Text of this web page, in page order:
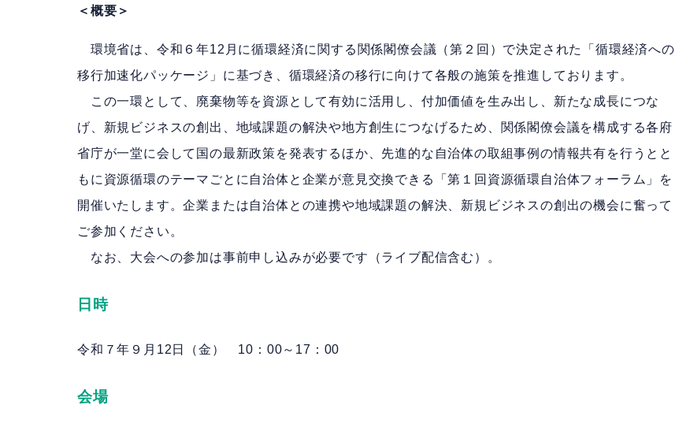
＜概要＞
環境省は、令和６年12月に循環経済に関する関係閣僚会議（第２回）で決定された「循環経済への
移行加速化パッケージ」に基づき、循環経済の移行に向けて各般の施策を推進しております。
この一環として、廃棄物等を資源として有効に活用し、付加価値を生み出し、新たな成長につな
げ、新規ビジネスの創出、地域課題の解決や地方創生につなげるため、関係閣僚会議を構成する各府
省庁が一堂に会して国の最新政策を発表するほか、先進的な自治体の取組事例の情報共有を行うとと
もに資源循環のテーマごとに自治体と企業が意見交換できる「第１回資源循環自治体フォーラム」を
開催いたします。企業または自治体との連携や地域課題の解決、新規ビジネスの創出の機会に奮って
ご参加ください。
なお、大会への参加は事前申し込みが必要です（ライブ配信含む）。
日時
令和７年９月12日（金） 10：00～17：00
会場